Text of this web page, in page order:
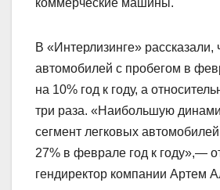
коммерческие машины.
В «Интерлизинге» рассказали,
автомобилей с пробегом в
на 10% год к году, а
три раза. «Наибольшую
сегмент легковых
27% в феврале год к году»,—
гендиректор компании Артем